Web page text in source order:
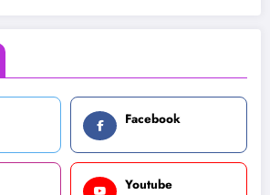
Facebook
Youtube